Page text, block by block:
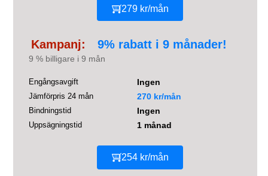
279 kr/mån
Kampanj: 9% rabatt i 9 månader!
9 % billigare i 9 mån
Engångsavgift Ingen
Jämförpris 24 mån 270 kr/mån
Bindningstid Ingen
Uppsägningstid 1 månad
254 kr/mån